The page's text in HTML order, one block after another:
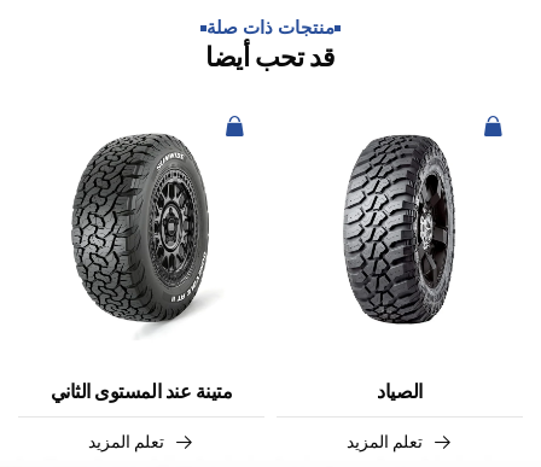
منتجات ذات صلة
قد تحب أيضا​
الصياد
تعلم المزيد
متينة عند المستوى الثاني
تعلم المزيد